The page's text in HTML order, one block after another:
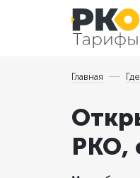
Главная
РКО,